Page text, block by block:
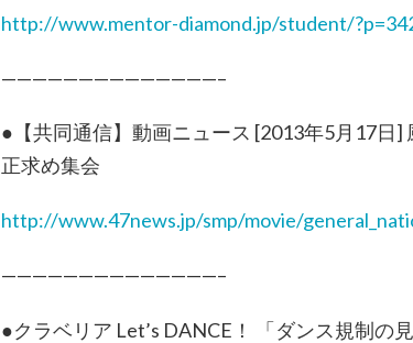
http://www.mentor-diamond.jp/student/
——————————————–
●【共同通信】動画ニュース [2013年5月17
正求め集会
http://www.47news.jp/smp/movie/
——————————————–
●クラベリア Let’s DANCE！ 「ダンス規制の